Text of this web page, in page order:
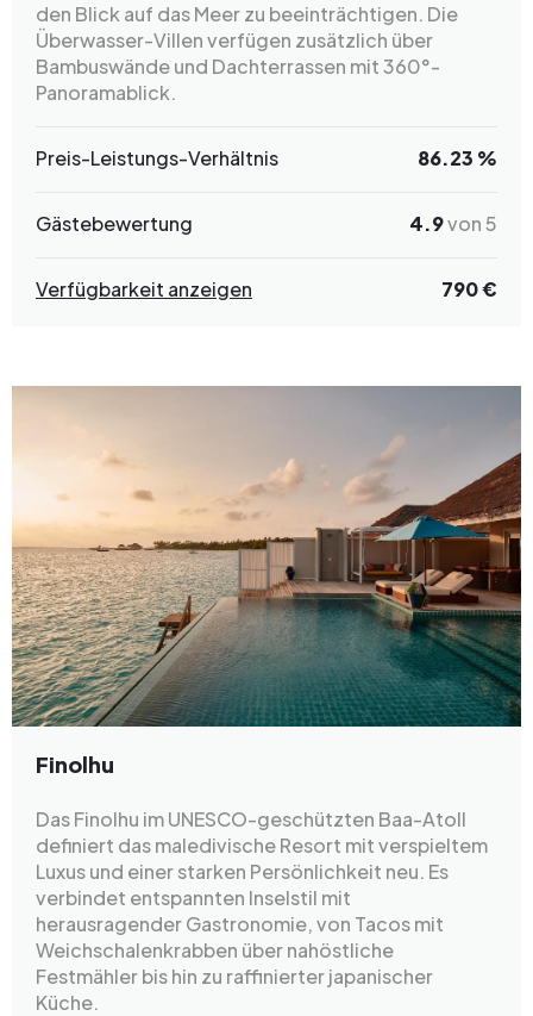
den Blick auf das Meer zu beeinträchtigen. Die
Überwasser-Villen verfügen zusätzlich über
Bambuswände und Dachterrassen mit 360°-
Panoramablick.
Preis-Leistungs-Verhältnis 86.23 %
Gästebewertung 4.9von 5
Verfügbarkeit anzeigen 790 €
Finolhu
Das Finolhu im UNESCO-geschützten Baa-Atoll
definiert das maledivische Resort mit verspieltem
Luxus und einer starken Persönlichkeit neu. Es
verbindet entspannten Inselstil mit
herausragender Gastronomie, von Tacos mit
Weichschalenkrabben über nahöstliche
Festmähler bis hin zu raffinierter japanischer
Küche.